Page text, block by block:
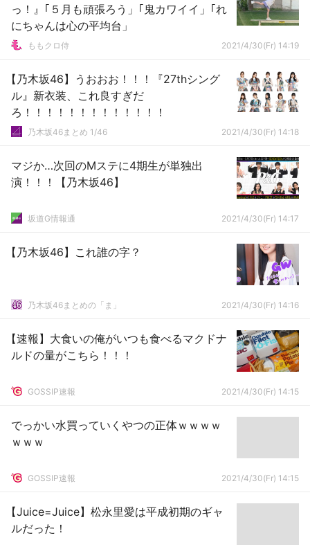
っ！』｢５月も頑張ろう」｢鬼カワイイ」｢れ
にちゃんは心の平均台」
ももクロ侍 2021/4/30(Fr) 14:19
【乃木坂46】うおおお！！！『27thシング
ル』新衣装、これ良すぎだ
ろ！！！！！！！！！！！！！
乃木坂46まとめ 1/46 2021/4/30(Fr) 14:18
マジか…次回のMステに4期生が単独出
演！！！【乃木坂46】
坂道G情報通 2021/4/30(Fr) 14:17
【乃木坂46】これ誰の字？
乃木坂46まとめの「ま」 2021/4/30(Fr) 14:16
【速報】大食いの俺がいつも食べるマクドナ
ルドの量がこちら！！！
GOSSIP速報 2021/4/30(Fr) 14:15
でっかい水買っていくやつの正体ｗｗｗｗ
ｗｗｗ
GOSSIP速報 2021/4/30(Fr) 14:15
【Juice=Juice】松永里愛は平成初期のギャ
ルだった！